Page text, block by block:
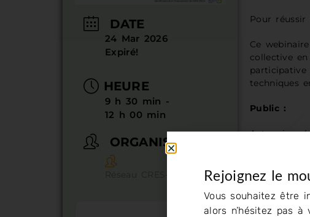
DATE
24 Mar 2026
Expiré!
HEURE
9 h 30 min -
12 h 00 min
ORGANISATEUR
Pour
Ce
collective
techniques
Public :
Acteur·ices
Inscription :
Wébinaire
Rejoignez le
Vous souhaitez être
alors n’hésitez pas